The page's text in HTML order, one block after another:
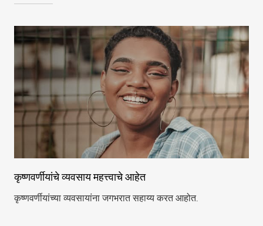
कृष्णवर्णीयांचे व्यवसाय महत्त्वाचे आहेत
कृष्णवर्णीयांच्या व्यवसायांना जगभरात सहाय्य करत आहोत.